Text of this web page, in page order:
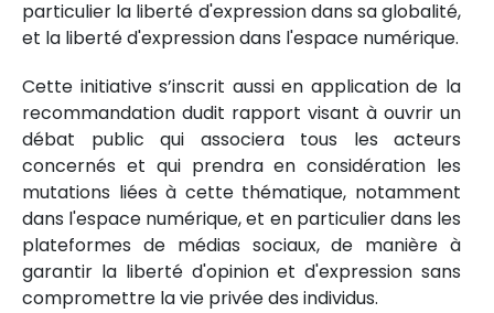
particulier la liberté d'expression dans sa globalité,
et la liberté d'expression dans l'espace numérique.
Cette initiative s’inscrit aussi en application de la
recommandation dudit rapport visant à ouvrir un
débat public qui associera tous les acteurs
concernés et qui prendra en considération les
mutations liées à cette thématique, notamment
dans l'espace numérique, et en particulier dans les
plateformes de médias sociaux, de manière à
garantir la liberté d'opinion et d'expression sans
compromettre la vie privée des individus.